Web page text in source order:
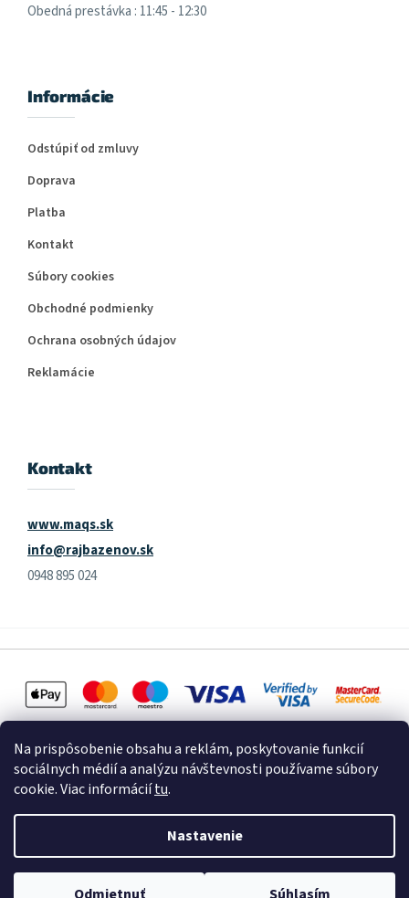
Na prispôsobenie obsahu a reklám, poskytovanie funkcií
sociálnych médií a analýzu návštevnosti používame súbory
cookie. Viac informáciítu.
Nastavenie
Obedná prestávka : 11:45 - 12:30
Informácie
Odstúpiť od zmluvy
Doprava
Platba
Kontakt
Súbory cookies
Obchodné podmienky
Ochrana osobných údajov
Reklamácie
Kontakt
www.maqs.sk
info@rajbazenov.sk
0948 895 024
Copyright 2026Raj Bazénov. Všetky práva vyhradené.Upraviť